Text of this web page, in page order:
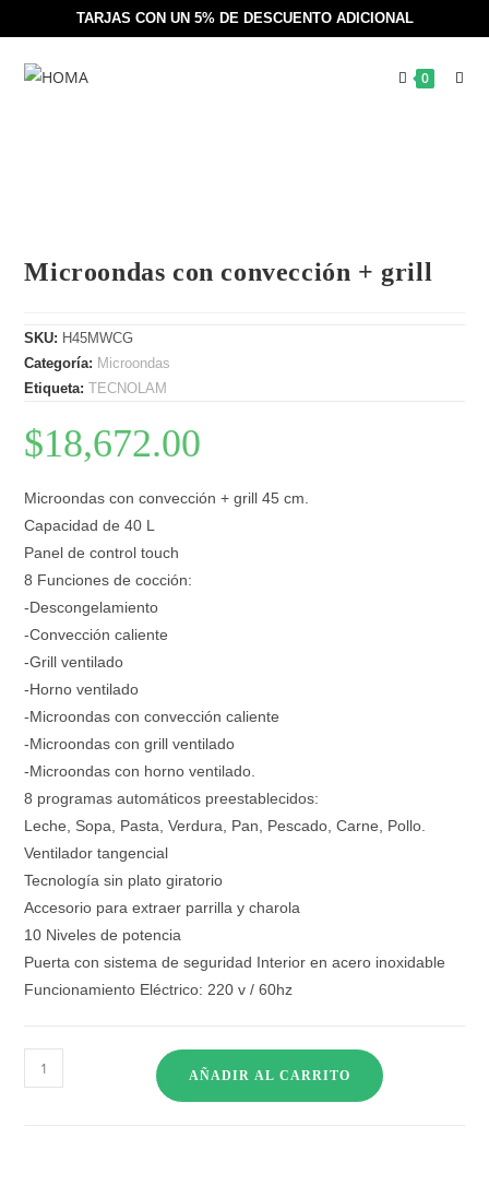
TARJAS CON UN 5% DE DESCUENTO ADICIONAL
0
Microondas con convección + grill
SKU: H45MWCG
Categoría: Microondas
Etiqueta:TECNOLAM
$18,672.00
Microondas con convección + grill 45 cm.
Capacidad de 40 L
Panel de control touch
8 Funciones de cocción:
-Descongelamiento
-Convección caliente
-Grill ventilado
-Horno ventilado
-Microondas con convección caliente
-Microondas con grill ventilado
-Microondas con horno ventilado.
8 programas automáticos preestablecidos:
Leche, Sopa, Pasta, Verdura, Pan, Pescado, Carne, Pollo.
Ventilador tangencial
Tecnología sin plato giratorio
Accesorio para extraer parrilla y charola
10 Niveles de potencia
Puerta con sistema de seguridad Interior en acero inoxidable
Funcionamiento Eléctrico: 220 v / 60hz
AÑADIR AL CARRITO